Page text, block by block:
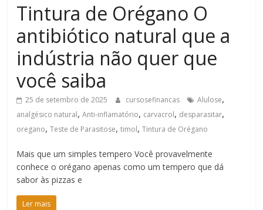
Tintura de Orégano O
antibiótico natural que a
indústria não quer que
você saiba
25 de setembro de 2025 cursosefinancas Alulose,
analgésico natural,Anti-inflamatório, carvacrol, desparasitar,
oregano,Teste de Parasitose,timol,Tintura de Orégano
Mais que um simples tempero Você provavelmente
conhece o orégano apenas como um tempero que dá
sabor às pizzas e
Ler mais